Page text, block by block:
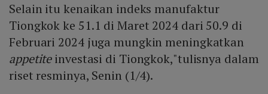
Selain itu kenaikan indeks manufaktur
Tiongkok ke 51.1 di Maret 2024 dari 50.9 di
Februari 2024 juga mungkin meningkatkan
appetiteinvestasi di Tiongkok,"tulisnya dalam
riset resminya, Senin (1/4).